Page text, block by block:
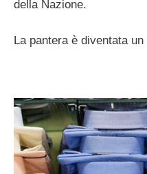
della Nazione.
La pantera è diventata